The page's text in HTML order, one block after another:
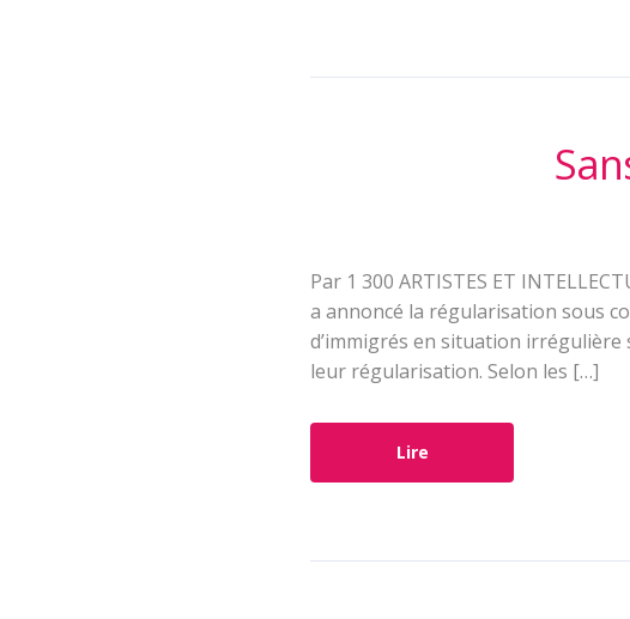
Par 1 300 ARTISTES ET
a annoncé la régularisation sous
d’immigrés en situation
leur régularisation. Selon les […]
Lire